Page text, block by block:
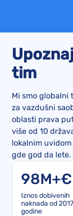
tim
Mi smo globalni
za vazdušni
oblasti prava
više od 10
lokalnim
gde god da lete.
98M+€
Iznos dobivenih
naknada od
godine